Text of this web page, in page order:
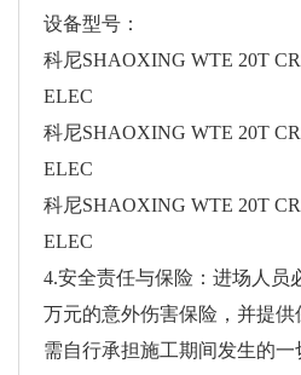
设备型号：
科尼SHAOXING WTE 20T
ELEC
科尼SHAOXING WTE 20T
ELEC
科尼SHAOXING WTE 20T
ELEC
4.安全责任与保险：进场人员
万元的意外伤害保险，并提
需自行承担施工期间发生的